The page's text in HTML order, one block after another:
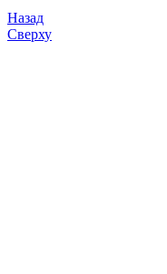
Назад
Сверху